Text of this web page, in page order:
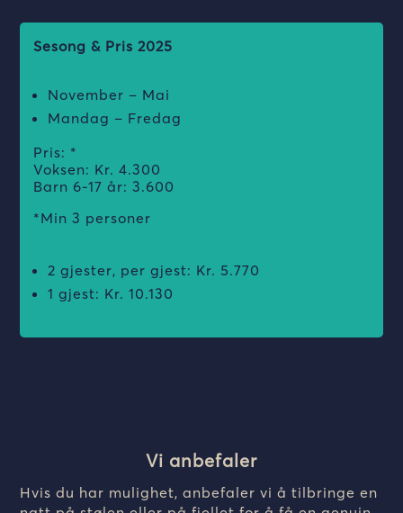
Sesong & Pris 2025
November – Mai
Mandag – Fredag
Pris: *
Voksen: Kr. 4.300
Barn 6-17 år: 3.600
*Min 3 personer
2 gjester, per gjest: Kr. 5.770
1 gjest: Kr. 10.130
Vi anbefaler
Hvis du har mulighet, anbefaler vi å tilbringe en